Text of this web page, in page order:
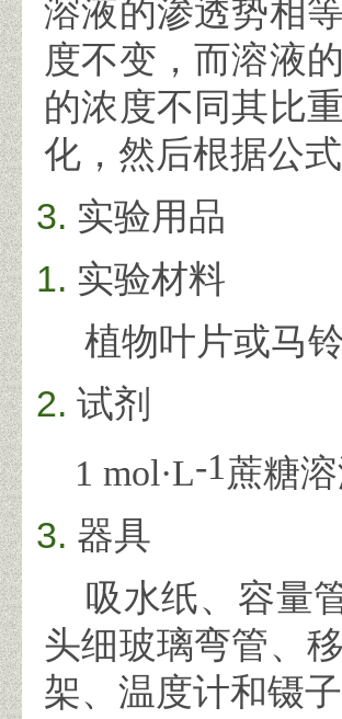
溶液的渗透势相
度不变，而溶液
的浓度不同其比
化，然后根据公
实验用品
实验材料
植物叶片或马
试剂
1 mol·L-1蔗糖
器具
吸水纸、容量
头细玻璃弯管、
架、温度计和镊子